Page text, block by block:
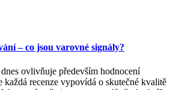
– co jsou varovné signály?
ovlivňuje především hodnocení
každá recenze vypovídá o skutečné kvalitě